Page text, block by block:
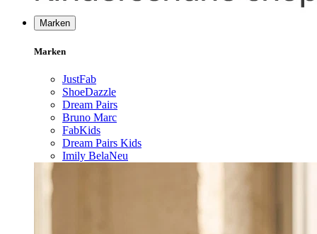
Marken
Marken
JustFab
ShoeDazzle
Dream Pairs
Bruno Marc
FabKids
Dream Pairs Kids
Imily BelaNeu